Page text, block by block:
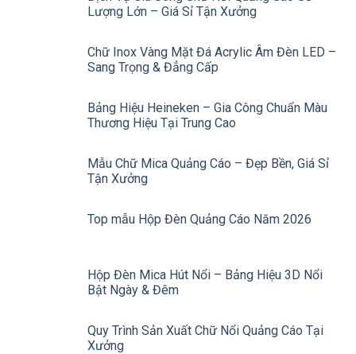
Lượng Lớn – Giá Sỉ Tận Xưởng
Chữ Inox Vàng Mặt Đá Acrylic Âm Đèn LED –
Sang Trọng & Đẳng Cấp
Bảng Hiệu Heineken – Gia Công Chuẩn Màu
Thương Hiệu Tại Trung Cao
Mẫu Chữ Mica Quảng Cáo – Đẹp Bền, Giá Sỉ
Tận Xưởng
Top mẫu Hộp Đèn Quảng Cáo Năm 2026
Hộp Đèn Mica Hút Nổi – Bảng Hiệu 3D Nổi
Bật Ngày & Đêm
Quy Trình Sản Xuất Chữ Nổi Quảng Cáo Tại
Xưởng